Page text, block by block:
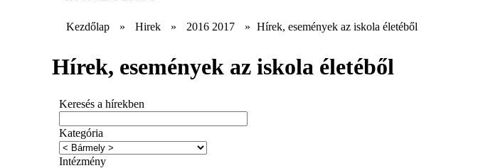
Kezdőlap » Hirek » 2016 2017 » Hírek, események az iskola életéből
Hírek, események az iskola életéből
Keresés a hírekben
Kategória
Intézmény